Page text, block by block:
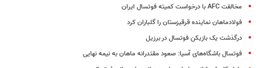
مخالفت AFC با درخواست کمیته فوتسال ایران
فولادماهان نماینده قرقیزستان را گلباران کرد
درگذشت یک بازیکن فوتسال در برزیل
فوتسال باشگاه‌های آسیا: صعود مقتدرانه ماهان به نیمه نهایی